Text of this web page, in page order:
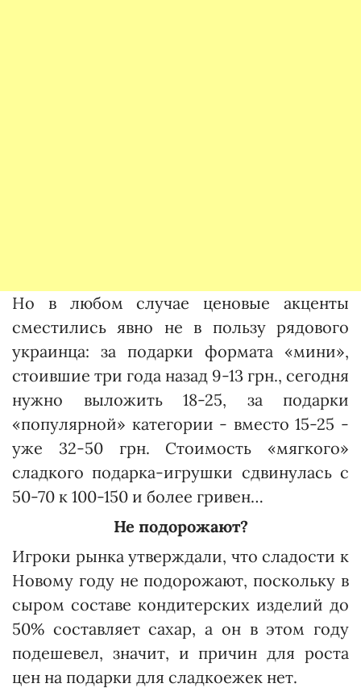
Но в любом случае ценовые акценты
сместились явно не в пользу рядового
украинца: за подарки формата «мини»,
стоившие три года назад 9-13 грн., сегодня
нужно выложить 18-25, за подарки
«популярной» категории - вместо 15-25 -
уже 32-50 грн. Стоимость «мягкого»
сладкого подарка-игрушки сдвинулась с
50-70 к 100-150 и более гривен…
Не подорожают?
Игроки рынка утверждали, что сладости к
Новому году не подорожают, поскольку в
сыром составе кондитерских изделий до
50% составляет сахар, а он в этом году
подешевел, значит, и причин для роста
цен на подарки для сладкоежек нет.